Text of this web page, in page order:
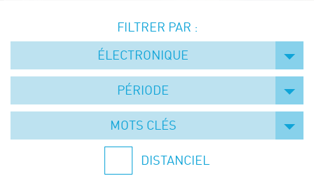
Symposium on Chain Transfer Catalysis for
sustainability – September 15 and 16, 2026
FRENCH-CHINESE CONFERENCE ON GREEN
Contacts
FILTRER PAR :
ÉLECTRONIQUE
PÉRIODE
MOTS CLÉS
DISTANCIEL